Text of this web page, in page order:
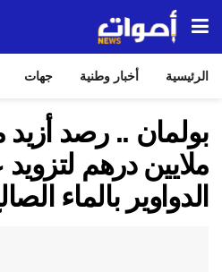
الرئيسية أخبار وطنية جهات
بولمان .. رصد
ملايين درهم
الدواوير بالماء